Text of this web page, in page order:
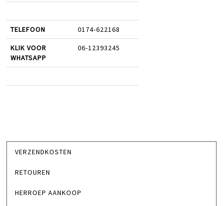
TELEFOON 0174-622168
KLIK VOOR
WHATSAPP
06-12393245
VERZENDKOSTEN
RETOUREN
HERROEP AANKOOP